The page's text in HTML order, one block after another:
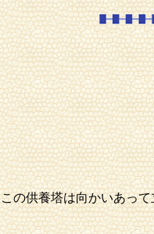
この供養塔は向かいあっ